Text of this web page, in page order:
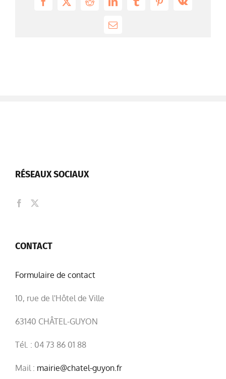
Facebook
X RedditLinkedInTumblrPinterest
Vk
Email
RÉSEAUX SOCIAUX
CONTACT
Formulaire de contact
10, rue de l'Hôtel de Ville
63140 CHÂTEL-GUYON
Tél. : 04 73 86 01 88
Mail : mairie@chatel-guyon.fr